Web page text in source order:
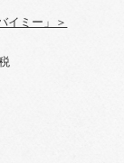
イミー」＞